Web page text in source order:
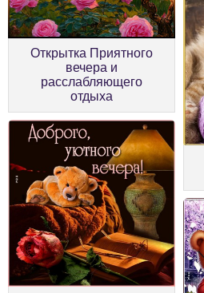
Открытка Приятного
вечера и
расслабляющего
отдыха